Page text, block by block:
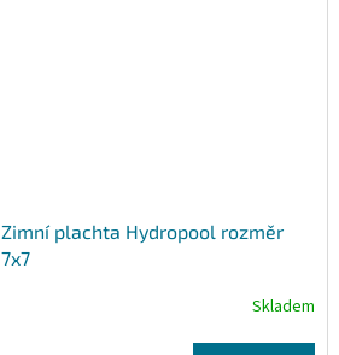
Zimní plachta Hydropool rozměr
7x7
Skladem